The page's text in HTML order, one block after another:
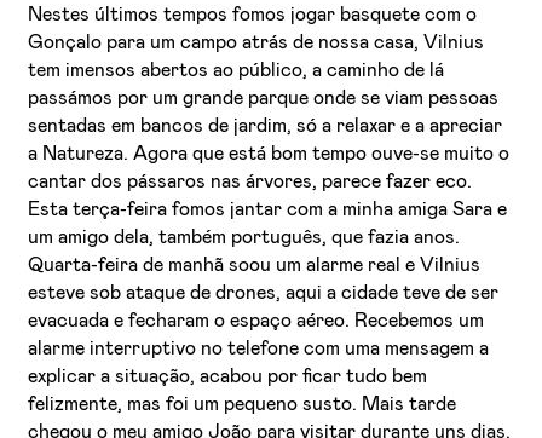
Nestes últimos tempos fomos jogar basquete com o
Gonçalo para um campo atrás de nossa casa, Vilnius
tem imensos abertos ao público, a caminho de lá
passámos por um grande parque onde se viam pessoas
sentadas em bancos de jardim, só a relaxar e a apreciar
a Natureza. Agora que está bom tempo ouve-se muito o
cantar dos pássaros nas árvores, parece fazer eco.
Esta terça-feira fomos jantar com a minha amiga Sara e
um amigo dela, também português, que fazia anos.
Quarta-feira de manhã soou um alarme real e Vilnius
esteve sob ataque de drones, aqui a cidade teve de ser
evacuada e fecharam o espaço aéreo. Recebemos um
alarme interruptivo no telefone com uma mensagem a
explicar a situação, acabou por ficar tudo bem
felizmente, mas foi um pequeno susto. Mais tarde
chegou o meu amigo João para visitar durante uns dias,